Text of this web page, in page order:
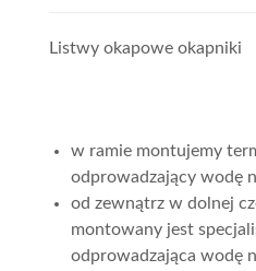
Listwy okapowe okapniki
w ramie montujemy
odprowadzający wodę
od zewnątrz w dolnej
montowany jest
odprowadzająca wodę